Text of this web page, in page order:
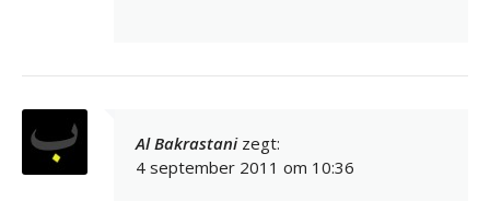
Al Bakrastani zegt:
4 september 2011 om 10:36